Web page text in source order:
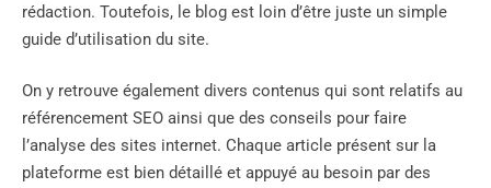
rédaction. Toutefois, le blog est loin d’être juste un simple
guide d’utilisation du site.
On y retrouve également divers contenus qui sont relatifs au
référencement SEO ainsi que des conseils pour faire
l’analyse des sites internet. Chaque article présent sur la
plateforme est bien détaillé et appuyé au besoin par des